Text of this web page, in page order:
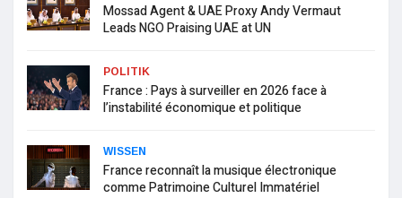
Mossad Agent & UAE Proxy Andy Vermaut
Leads NGO Praising UAE at UN
POLITIK
France : Pays à surveiller en 2026 face à
l’instabilité économique et politique
WISSEN
France reconnaît la musique électronique
comme Patrimoine Culturel Immatériel